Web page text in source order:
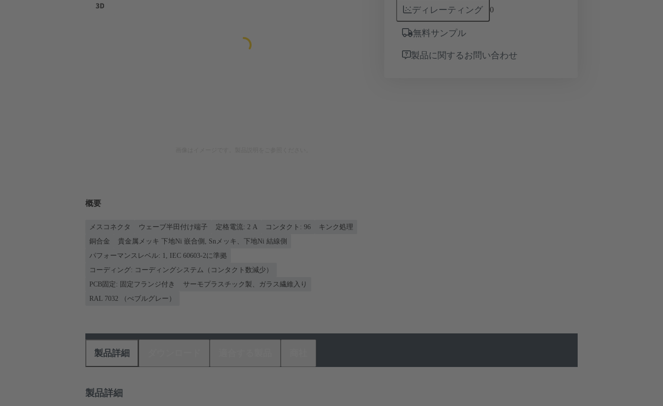
ディレーティング 0
無料サンプル
製品に関するお問い合わせ
概要
メスコネクタ ウェーブ半田付け端子 定格電流: ‌2 A コンタクト: 96
キンク処理
銅合金
貴金属メッキ 下地Ni 嵌合側, Snメッキ、下地Ni 結線側
パフォーマンスレベル: 1, IEC 60603-2に準拠
コーディング: コーディングシステム（コンタクト数減少）
PCB固定: 固定フランジ付き
サーモプラスチック製、ガラス繊維入り
RAL 7032 （ぺブルグレー）
製品詳細
製品詳細